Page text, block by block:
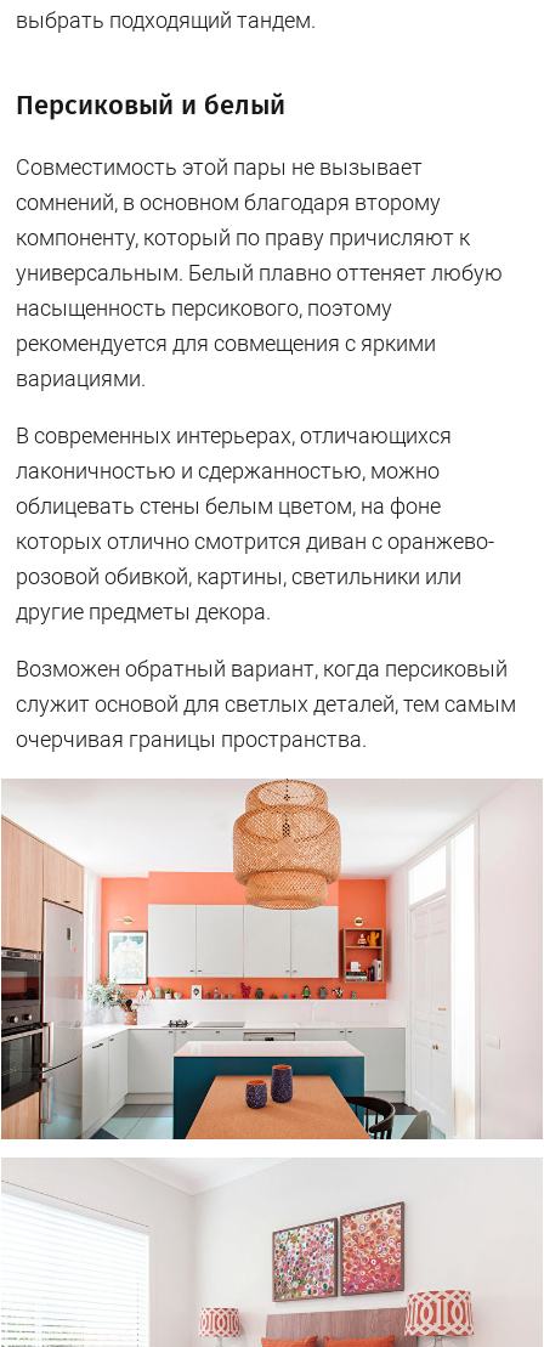
выбрать подходящий тандем.
Персиковый и белый
Совместимость этой пары не вызывает
сомнений, в основном благодаря второму
компоненту, который по праву причисляют к
универсальным. Белый плавно оттеняет любую
насыщенность персикового, поэтому
рекомендуется для совмещения с яркими
вариациями.
В современных интерьерах, отличающихся
лаконичностью и сдержанностью, можно
облицевать стены белым цветом, на фоне
которых отлично смотрится диван с оранжево-
розовой обивкой, картины, светильники или
другие предметы декора.
Возможен обратный вариант, когда персиковый
служит основой для светлых деталей, тем самым
очерчивая границы пространства.